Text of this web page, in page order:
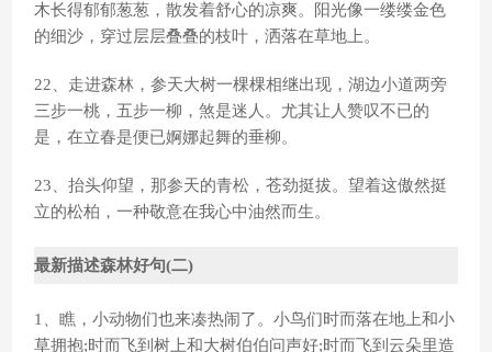
木长得郁郁葱葱，散发着舒心的凉爽。阳光像一缕缕金色
的细沙，穿过层层叠叠的枝叶，洒落在草地上。
22、走进森林，参天大树一棵棵相继出现，湖边小道两旁
三步一桃，五步一柳，煞是迷人。尤其让人赞叹不已的
是，在立春是便已婀娜起舞的垂柳。
23、抬头仰望，那参天的青松，苍劲挺拔。望着这傲然挺
立的松柏，一种敬意在我心中油然而生。
最新描述森林好句(二)
1、瞧，小动物们也来凑热闹了。小鸟们时而落在地上和小
草拥抱;时而飞到树上和大树伯伯问声好;时而飞到云朵里造